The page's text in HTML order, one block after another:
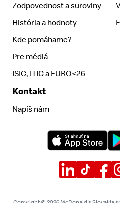
Zodpovednosť a suroviny
História a hodnoty
Kde pomáhame?
Pre médiá
ISIC, ITIC a EURO<26
Kontakt
Napíš nám